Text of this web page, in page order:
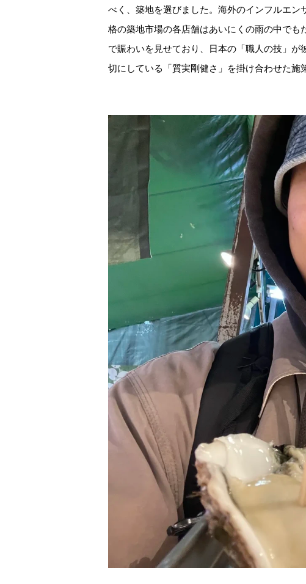
べく、築地を選びました。海外のインフルエ
格の築地市場の各店舗はあいにくの雨の中で
で賑わいを見せており、日本の「職人の技」
切にしている「質実剛健さ」を掛け合わせた施